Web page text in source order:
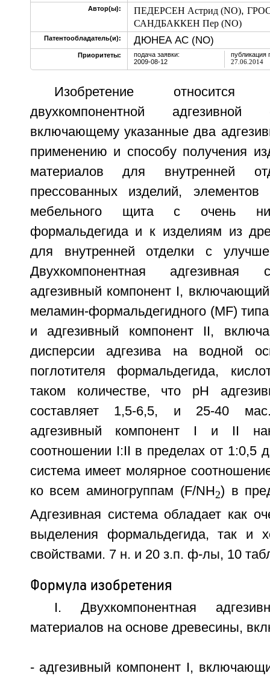
Автор(ы): ПЕДЕРСЕН Астрид (NO),
САНДБАККЕН Пер (NO)
Патентообладатель(и): ДЮНЕА АС (NO)
Приоритеты:
подача заявки:
2009-08-12
публикация
27.06.2014
Изобретение
двухкомпонентной адгезивной
включающему указанные два
применению и способу получения
материалов для внутренней
прессованных изделий,
мебельного щита с очень
формальдегида и к изделиям из
для внутренней отделки с
Двухкомпонентная адгезивная
адгезивный компонент I,
меламин-формальдегидного (MF)
и адгезивный компонент II,
дисперсии адгезива на водной
поглотителя формальдегида,
таком количестве, что pH
составляет 1,5-6,5, и 25-40
адгезивный компонент I и II
соотношении I:II в пределах от 1:0,5
система имеет молярное
ко всем аминогруппам (F/NH2) в
Адгезивная система обладает как
выделения формальдегида, так и
свойствами. 7 н. и 20 з.п. ф-лы, 10
Формула изобретения
I. Двухкомпонентная
материалов на основе древесины,
- адгезивный компонент I,